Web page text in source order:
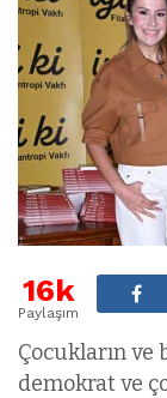
16k
Paylaşım
Çocukların
demokrat ve